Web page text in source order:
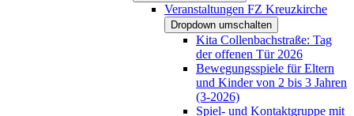
Veranstaltungen FZ Kreuzkirche
Dropdown umschalten
Kita Collenbachstraße: Tag
der offenen Tür 2026
Bewegungsspiele für Eltern
und Kinder von 2 bis 3 Jahren
(3-2026)
Spiel- und Kontaktgruppe mit